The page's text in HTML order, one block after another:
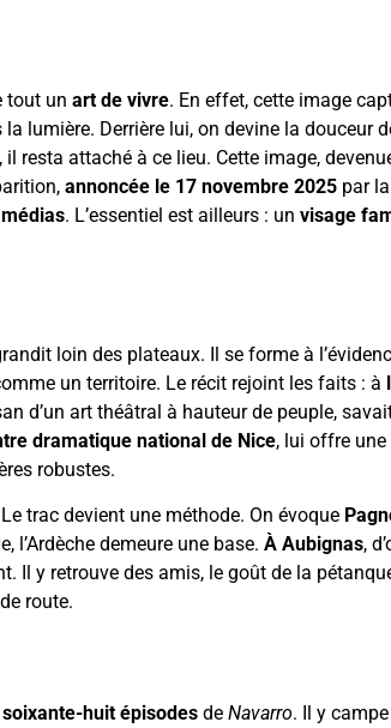
tout un art de vivre. En effet, cette image
lumière. Derrière lui, on devine la douceur
attaché à ce lieu. Cette image,
annoncée le 17 novembre 2025 par
. L’essentiel est ailleurs : un visage
loin des plateaux. Il se forme à
un territoire. Le récit rejoint les faits : à
d’un art théâtral à hauteur de peuple,
dramatique national de Nice, lui offre
robustes.
trac devient une méthode. On évoque
l’Ardèche demeure une base. À Aubignas,
Il y retrouve des amis, le goût de la
route.
soixante-huit épisodes de Navarro. Il y campe